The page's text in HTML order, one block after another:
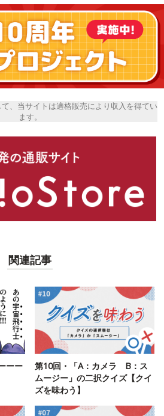
、当サイトは適格販売により収入を得てい
ます。
関連記事
ーー
第10回・「A：カメラ B：ス
ムージー」の二択クイズ【クイ
ズを味わう】